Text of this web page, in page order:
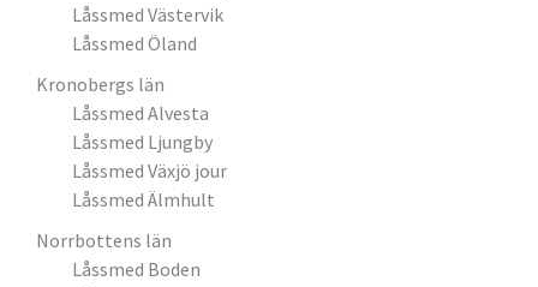
Låssmed Västervik
Låssmed Öland
Kronobergs län
Låssmed Alvesta
Låssmed Ljungby
Låssmed Växjö jour
Låssmed Älmhult
Norrbottens län
Låssmed Boden